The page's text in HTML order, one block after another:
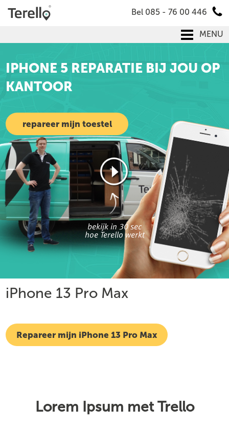
Bel 085 - 76 00 446
MENU
IPHONE 5 REPARATIE BIJ JOU
THUIS
repareer mijn toestel
bekijk in 30 sec
hoe Terello werkt
iPhone 13 Pro Max
Repareer mijn iPhone 13 Pro Max
Lorem Ipsum met Trello